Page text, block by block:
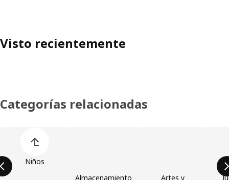
Visto recientemente
Categorías relacionadas
Niños
Almacenamiento
Artes y